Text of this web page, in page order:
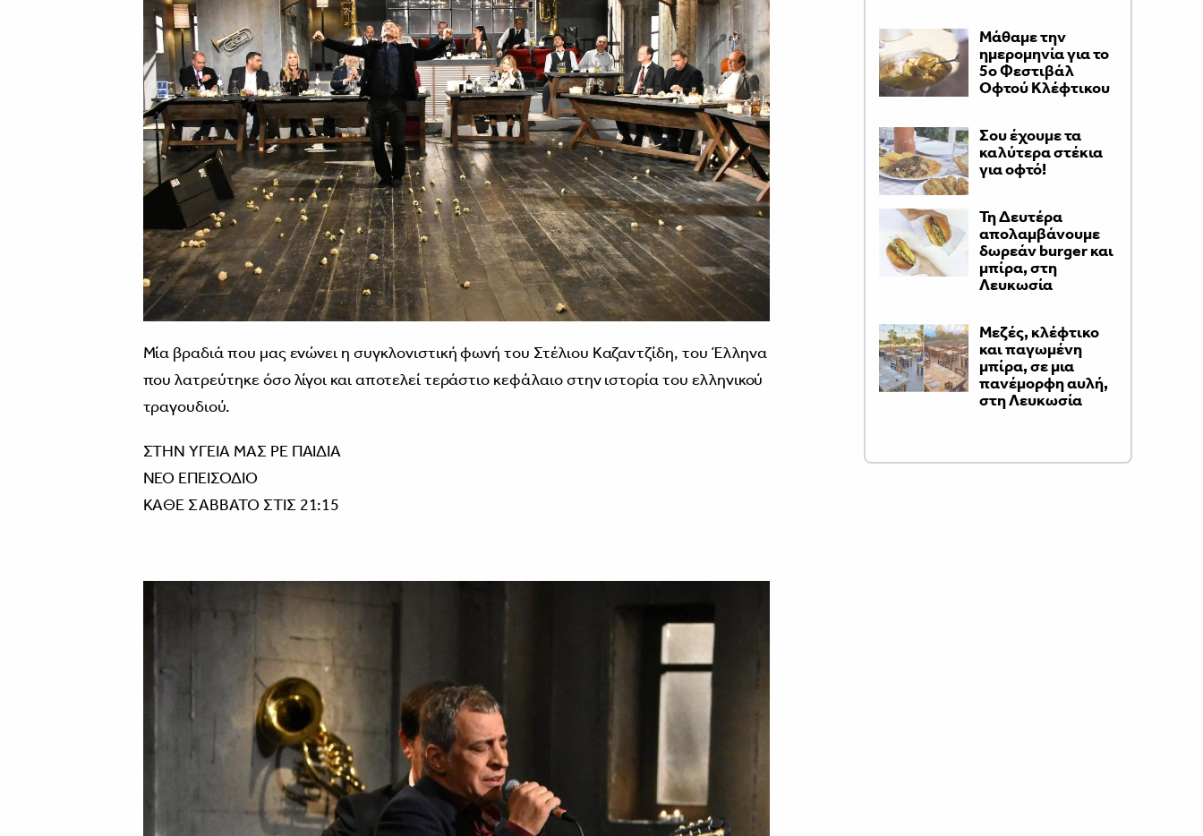
Μία βραδιά που μας ενώνει η συγκλονιστική φωνή του Στέλιου Καζαντζίδη, του Έλληνα
που λατρεύτηκε όσο λίγοι και αποτελεί τεράστιο κεφάλαιο στην ιστορία του ελληνικού
τραγουδιού.
ΣΤΗΝ ΥΓΕΙΑ ΜΑΣ ΡΕ ΠΑΙΔΙΑ
ΝΕΟ ΕΠΕΙΣΟΔΙΟ
ΚΑΘΕ ΣΑΒΒΑΤΟ ΣΤΙΣ 21:15
Μάθαμε την
ημερομηνία για το
5ο Φεστιβάλ
Οφτού Κλέφτικου
Σου έχουμε τα
καλύτερα στέκια
για οφτό!
Τη Δευτέρα
απολαμβάνουμε
δωρεάν burger και
μπίρα, στη
Λευκωσία
Μεζές, κλέφτικο
και παγωμένη
μπίρα, σε μια
πανέμορφη αυλή,
στη Λευκωσία